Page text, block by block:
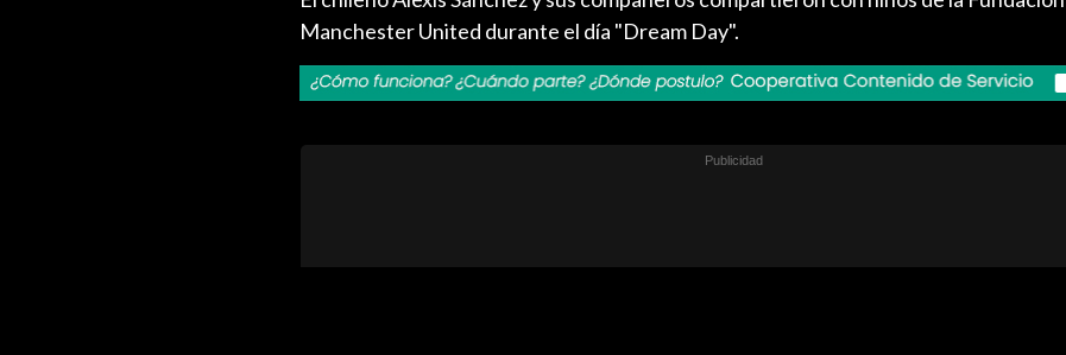
Manchester United durante el día "Dream Day".